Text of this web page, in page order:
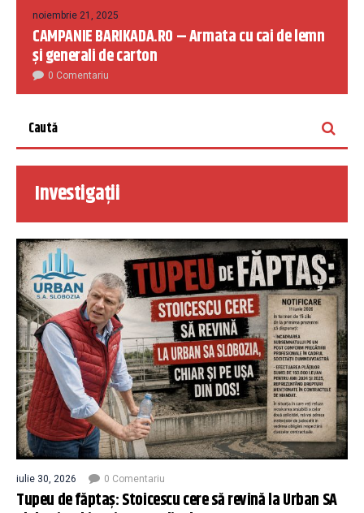
noiembrie 21, 2025
CAMPANIE BARIKADA.RO – Armata cu cai de lemn
și generali de carton
0 Comentariu
Investigații
iulie 30, 2026 0 Comentariu
Tupeu de făptaș: Stoicescu cere să revină la Urban SA